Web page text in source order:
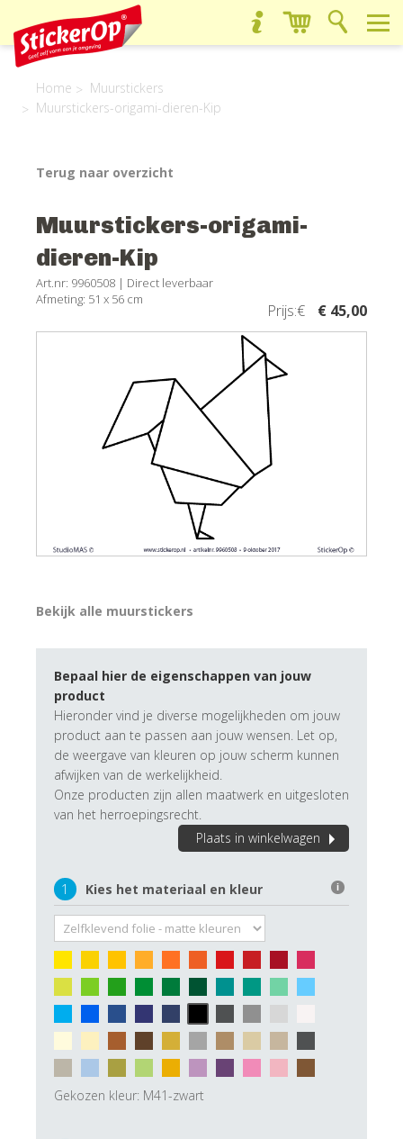
Home
Muurstickers
Muurstickers-origami-dieren-Kip
Terug naar overzicht
Muurstickers-origami-
dieren-Kip
Art.nr: 9960508 | Direct leverbaar
Afmeting: 51 x 56 cm
Prijs:€ € 45,00
Bekijk alle muurstickers
Bepaal hier de eigenschappen van jouw
product
Hieronder vind je diverse mogelijkheden om jouw
product aan te passen aan jouw wensen. Let op,
de weergave van kleuren op jouw scherm kunnen
afwijken van de werkelijkheid.
Onze producten zijn allen maatwerk en uitgesloten
van het herroepingsrecht.
Plaats in winkelwagen
1 Kies het materiaal en kleur i
Gekozen kleur: M41-zwart